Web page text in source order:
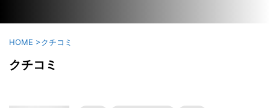
HOME >クチコミ
クチコミ